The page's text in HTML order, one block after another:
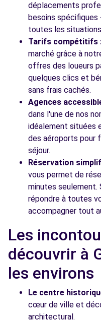
déplacements
besoins
toutes les
Tarifs compétitifs
marché grâce à
offres des loueurs
quelques clics et
sans frais cachés.
Agences
dans l'une de nos
idéalement situées
des aéroports pour
séjour.
Réservation
vous permet de
minutes seulement.
répondre à toutes
accompagner tout
Les
découvrir à
les environs
Le centre
cœur de ville et
architectural.